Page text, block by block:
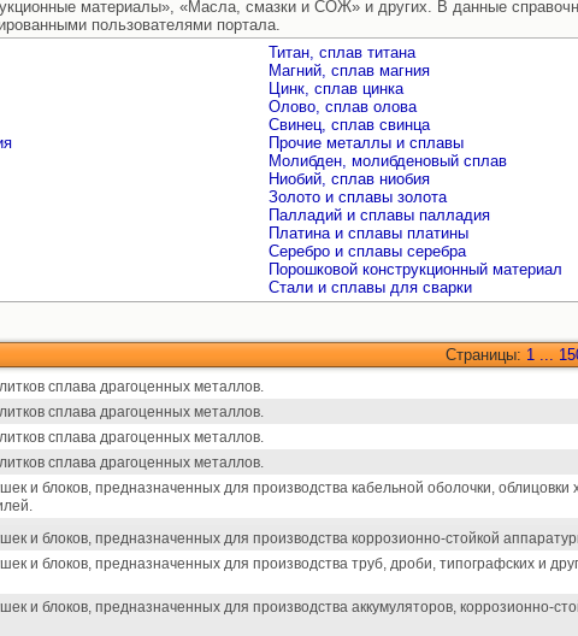
материалы», «Масла, смазки и СОЖ» и других. В данные
пользователями портала.
Титан, сплав титана
Магний, сплав магния
Цинк, сплав цинка
Олово, сплав олова
Свинец, сплав свинца
Прочие металлы и сплавы
Молибден, молибденовый сплав
Ниобий, сплав ниобия
Золото и сплавы золота
Палладий и сплавы палладия
Платина и сплавы платины
Серебро и сплавы серебра
Порошковой конструкционный материал
Стали и сплавы для сварки
Страницы: 1 ...
сплава драгоценных металлов.
сплава драгоценных металлов.
сплава драгоценных металлов.
сплава драгоценных металлов.
и блоков, предназначенных для производства кабельной оболочки, облицовки
и блоков, предназначенных для производства коррозионно-стойкой
и блоков, предназначенных для производства труб, дроби, типографских и
и блоков, предназначенных для производства аккумуляторов, коррозионно-